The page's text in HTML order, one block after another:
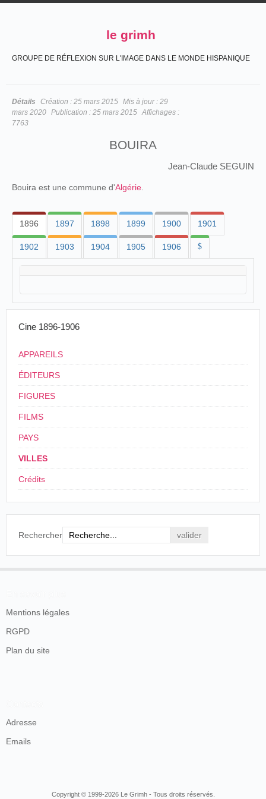
le grimh
GROUPE DE RÉFLEXION SUR L'IMAGE DANS LE MONDE HISPANIQUE
Détails Création : 25 mars 2015 Mis à jour : 29
mars 2020 Publication : 25 mars 2015 Affichages :
7763
BOUIRA
Jean-Claude SEGUIN
Bouira est une commune d'Algérie
1896 1897 1898 1899 1900 1901
1902 1903 1904 1905 1906 $
Cine 1896-1906
APPAREILS
ÉDITEURS
FIGURES
FILMS
PAYS
VILLES
Crédits
Rechercher
Mentions légales
RGPD
Plan du site
Adresse
Emails
Copyright © 1999-2026 Le Grimh - Tous droits réservés.